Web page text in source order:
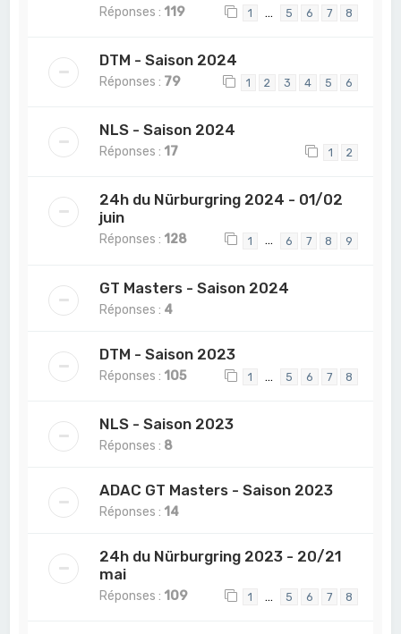
Réponses : 119 1 … 5 6 7 8
DTM - Saison 2024
Réponses : 79 1 2 3 4 5 6
NLS - Saison 2024
Réponses : 17 1 2
24h du Nürburgring 2024 - 01/02
juin
Réponses : 128 1 … 6 7 8 9
GT Masters - Saison 2024
Réponses : 4
DTM - Saison 2023
Réponses : 105 1 … 5 6 7 8
NLS - Saison 2023
Réponses : 8
ADAC GT Masters - Saison 2023
Réponses : 14
24h du Nürburgring 2023 - 20/21
mai
Réponses : 109 1 … 5 6 7 8